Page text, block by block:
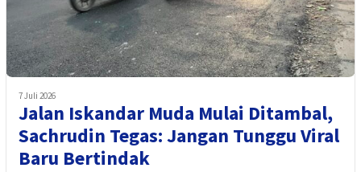
7 Juli 2026
Jalan Iskandar Muda Mulai Ditambal,
Sachrudin Tegas: Jangan Tunggu Viral
Baru Bertindak